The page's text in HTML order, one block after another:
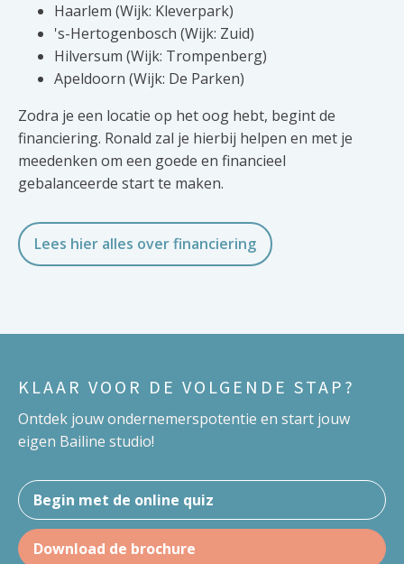
Haarlem (Wijk: Kleverpark)
's-Hertogenbosch (Wijk: Zuid)
Hilversum (Wijk: Trompenberg)
Apeldoorn (Wijk: De Parken)
Zodra je een locatie op het oog hebt, begint de
financiering. Ronald zal je hierbij helpen en met je
meedenken om een goede en financieel
gebalanceerde start te maken.
Lees hier alles over financiering
KLAAR VOOR DE VOLGENDE STAP?
Ontdek jouw ondernemerspotentie en start jouw
eigen Bailine studio!
Begin met de online quiz
Download de brochure